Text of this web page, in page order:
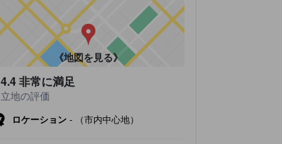
《地図を見る》
4.4非常に満足
立地の評価
ロケーション - （市内中心地）